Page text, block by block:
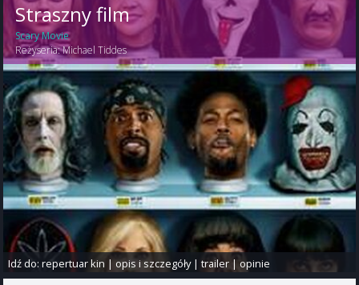
Straszny film
Scary Movie
Reżyseria:Michael Tiddes
Idź do:repertuar kin |opis i szczegóły|trailer |opinie